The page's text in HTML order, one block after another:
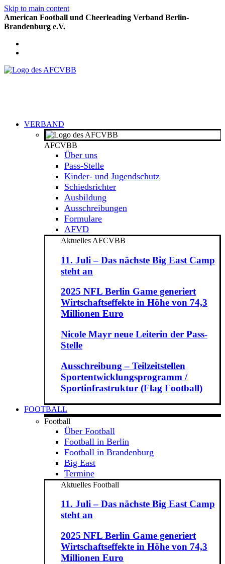
Skip to main content
American Football und Cheerleading Verband Berlin-
Brandenburg e.V.
VERBAND
AFCVBB
Über uns
Pass-Stelle
Kinder- und Jugendschutz
Schiedsrichter
Ausbildung
Ausschreibungen
Formulare
AFVD
Aktuelles AFCVBB
11. Juli – Das nächste Big East Camp
steht an
2025 NFL Berlin Game generiert
Wirtschaftseffekte in Höhe von 74,3
Millionen Euro
Nicole Mayr neue Leiterin der Pass-
Stelle
Ausschreibung – Teilzeitstellen
Sportentwicklungsprogramm /
Sportinfrastruktur (Flag Football)
FOOTBALL
Football
Über Football
Football in Berlin
Football in Brandenburg
Big East
Termine
Aktuelles Football
11. Juli – Das nächste Big East Camp
steht an
2025 NFL Berlin Game generiert
Wirtschaftseffekte in Höhe von 74,3
Millionen Euro